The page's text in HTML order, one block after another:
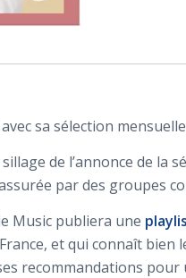
sa sélection
de l’annonce de la
par des groupes
Music publiera une
et qui connaît
recommandations